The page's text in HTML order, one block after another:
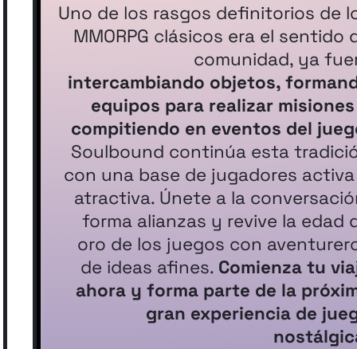
Uno de los rasgos definitorios de
MMORPG clásicos era el sentido
comunidad, ya
intercambiando objetos,
equipos para realizar
compitiendo en eventos del
Soulbound continúa esta
con una base de jugadores
atractiva. Únete a la
forma alianzas y revive la edad
oro de los juegos con
de ideas afines. Comienza tu
ahora y forma parte de la
gran experiencia de